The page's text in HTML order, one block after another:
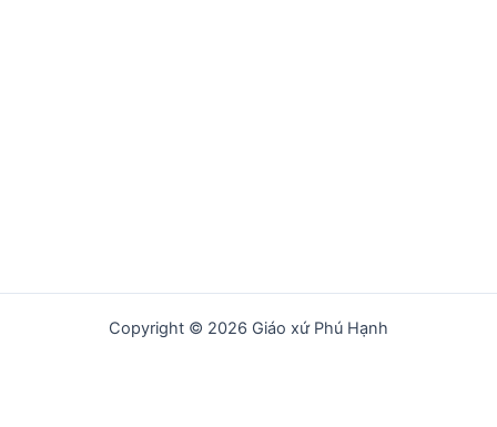
Copyright © 2026 Giáo xứ Phú Hạnh